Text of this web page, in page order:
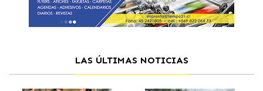
LAS ÚLTIMAS NOTICIAS